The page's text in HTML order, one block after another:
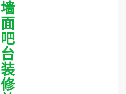
墙
面
吧
台
装
修